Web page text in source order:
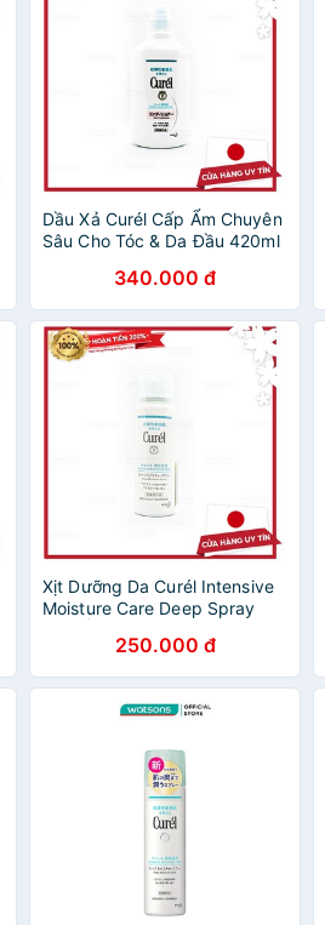
Dầu Xả Curél Cấp Ẩm Chuyên
Sâu Cho Tóc & Da Đầu 420ml
340.000 đ
Xịt Dưỡng Da Curél Intensive
Moisture Care Deep Spray
250.000 đ